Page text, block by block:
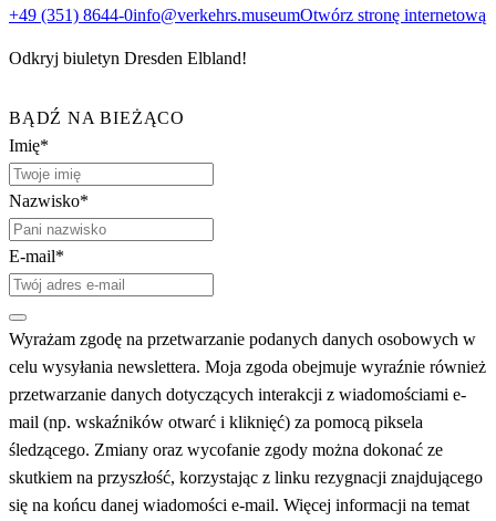
+49 (351) 8644-0info@verkehrs.museumOtwórz stronę internetową
Odkryj biuletyn Dresden Elbland!
BĄDŹ NA BIEŻĄCO
Imię*
Nazwisko*
E-mail*
Wyrażam zgodę na przetwarzanie podanych danych osobowych w
celu wysyłania newslettera. Moja zgoda obejmuje wyraźnie również
przetwarzanie danych dotyczących interakcji z wiadomościami e-
mail (np. wskaźników otwarć i kliknięć) za pomocą piksela
śledzącego. Zmiany oraz wycofanie zgody można dokonać ze
skutkiem na przyszłość, korzystając z linku rezygnacji znajdującego
się na końcu danej wiadomości e-mail. Więcej informacji na temat